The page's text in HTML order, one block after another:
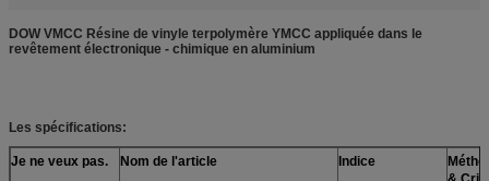
DOW VMCC Résine de vinyle terpolymère YMCC appliquée dans le
revêtement électronique - chimique en aluminium
Les spécifications:
Je ne veux pas. Nom de l'article Indice